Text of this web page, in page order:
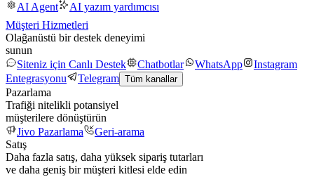
AI Agent
AI yazım yardımcısı
Müşteri Hizmetleri
Olağanüstü bir destek deneyimi
sunun
Siteniz için Canlı Destek
Chatbotlar WhatsApp
Instagram
Entegrasyonu
Telegram Tüm kanallar
Pazarlama
Trafiği nitelikli potansiyel
müşterilere dönüştürün
Jivo Pazarlama
Geri-arama
Satış
Daha fazla satış, daha yüksek sipariş tutarları
ve daha geniş bir müşteri kitlesi elde edin